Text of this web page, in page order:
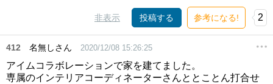
非表示 投稿する 参考になる! 2
412 名無しさん 2020/12/08 15:26:25
アイムコラボレーションで家を建てました。
専属のインテリアコーディネーターさんととことん打合せ